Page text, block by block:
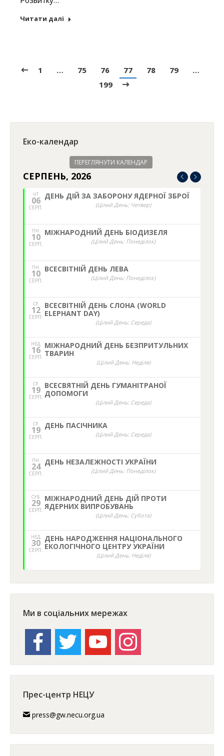
Читати далі
1 … 75 76 77 78 79
…
199
Еко-календар
ПЕРЕГЛЯНУТИ КАЛЕНДАР
СЕРПЕНЬ, 2026
ЧТ.
06
СЕРП.
ДЕНЬ ДІЙ ЗА ЗАБОРОНУ ЯДЕРНОЇ ЗБРОЇ
(Цілий День: Четвер)
ПН.
10
СЕРП.
МІЖНАРОДНИЙ ДЕНЬ БІОДИЗЕЛЯ
(Цілий День: Понеділок)
ПН.
10
СЕРП.
ВСЕСВІТНІЙ ДЕНЬ ЛЕВА
(Цілий День: Понеділок)
СР.
12
СЕРП.
ВСЕСВІТНІЙ ДЕНЬ СЛОНА (WORLD
ELEPHANT DAY)
(Цілий День: Середа)
НЕД,
16
СЕРП.
МІЖНАРОДНИЙ ДЕНЬ БЕЗПРИТУЛЬНИХ
ТВАРИН
(Цілий День: Неділя)
СР.
19
СЕРП.
ВСЕСВЯТНІЙ ДЕНЬ ГУМАНІТРАНОЇ
ДОПОМОГИ
(Цілий День: Середа)
СР.
19
СЕРП.
ДЕНЬ ПАСІЧНИКА
(Цілий День: Середа)
ПН.
24
СЕРП.
ДЕНЬ НЕЗАЛЕЖНОСТІ УКРАЇНИ
(Цілий День: Понеділок)
СУБ.
29
СЕРП.
МІЖНАРОДНИЙ ДЕНЬ ДІЙ ПРОТИ
ЯДЕРНИХ ВИПРОБУВАНЬ
(Цілий День: Субота)
НЕД,
30
СЕРП.
ДЕНЬ НАРОДЖЕННЯ НАЦІОНАЛЬНОГО
ЕКОЛОГІЧНОГО ЦЕНТРУ УКРАЇНИ
(Цілий День: Неділя)
Ми в соціальних мережах
facebook twitter youtube instagram
Прес-центр НЕЦУ
press@gw.necu.org.ua